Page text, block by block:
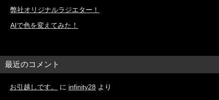
弊社オリジナルラジエター！
AIで色を変えてみた！
最近のコメント
お引越しです。 に infinity28 より